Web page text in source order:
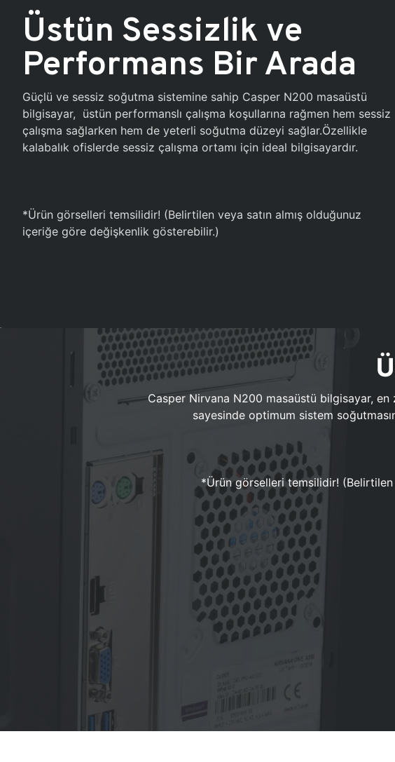
Üstün Sessizlik ve
Performans Bir Arada
Güçlü ve sessiz soğutma sistemine sahip Casper N200 masaüstü
bilgisayar, üstün performanslı çalışma koşullarına rağmen hem sessiz
çalışma sağlarken hem de yeterli soğutma düzeyi sağlar.Özellikle
kalabalık ofislerde sessiz çalışma ortamı için ideal bilgisayardır.
*Ürün görselleri temsilidir! (Belirtilen veya satın almış olduğunuz
içeriğe göre değişkenlik gösterebilir.)
Casper Nirvana N200 masaüstü bilgisayar,
sayesinde optimum sistem
*Ürün görselleri temsilidir!